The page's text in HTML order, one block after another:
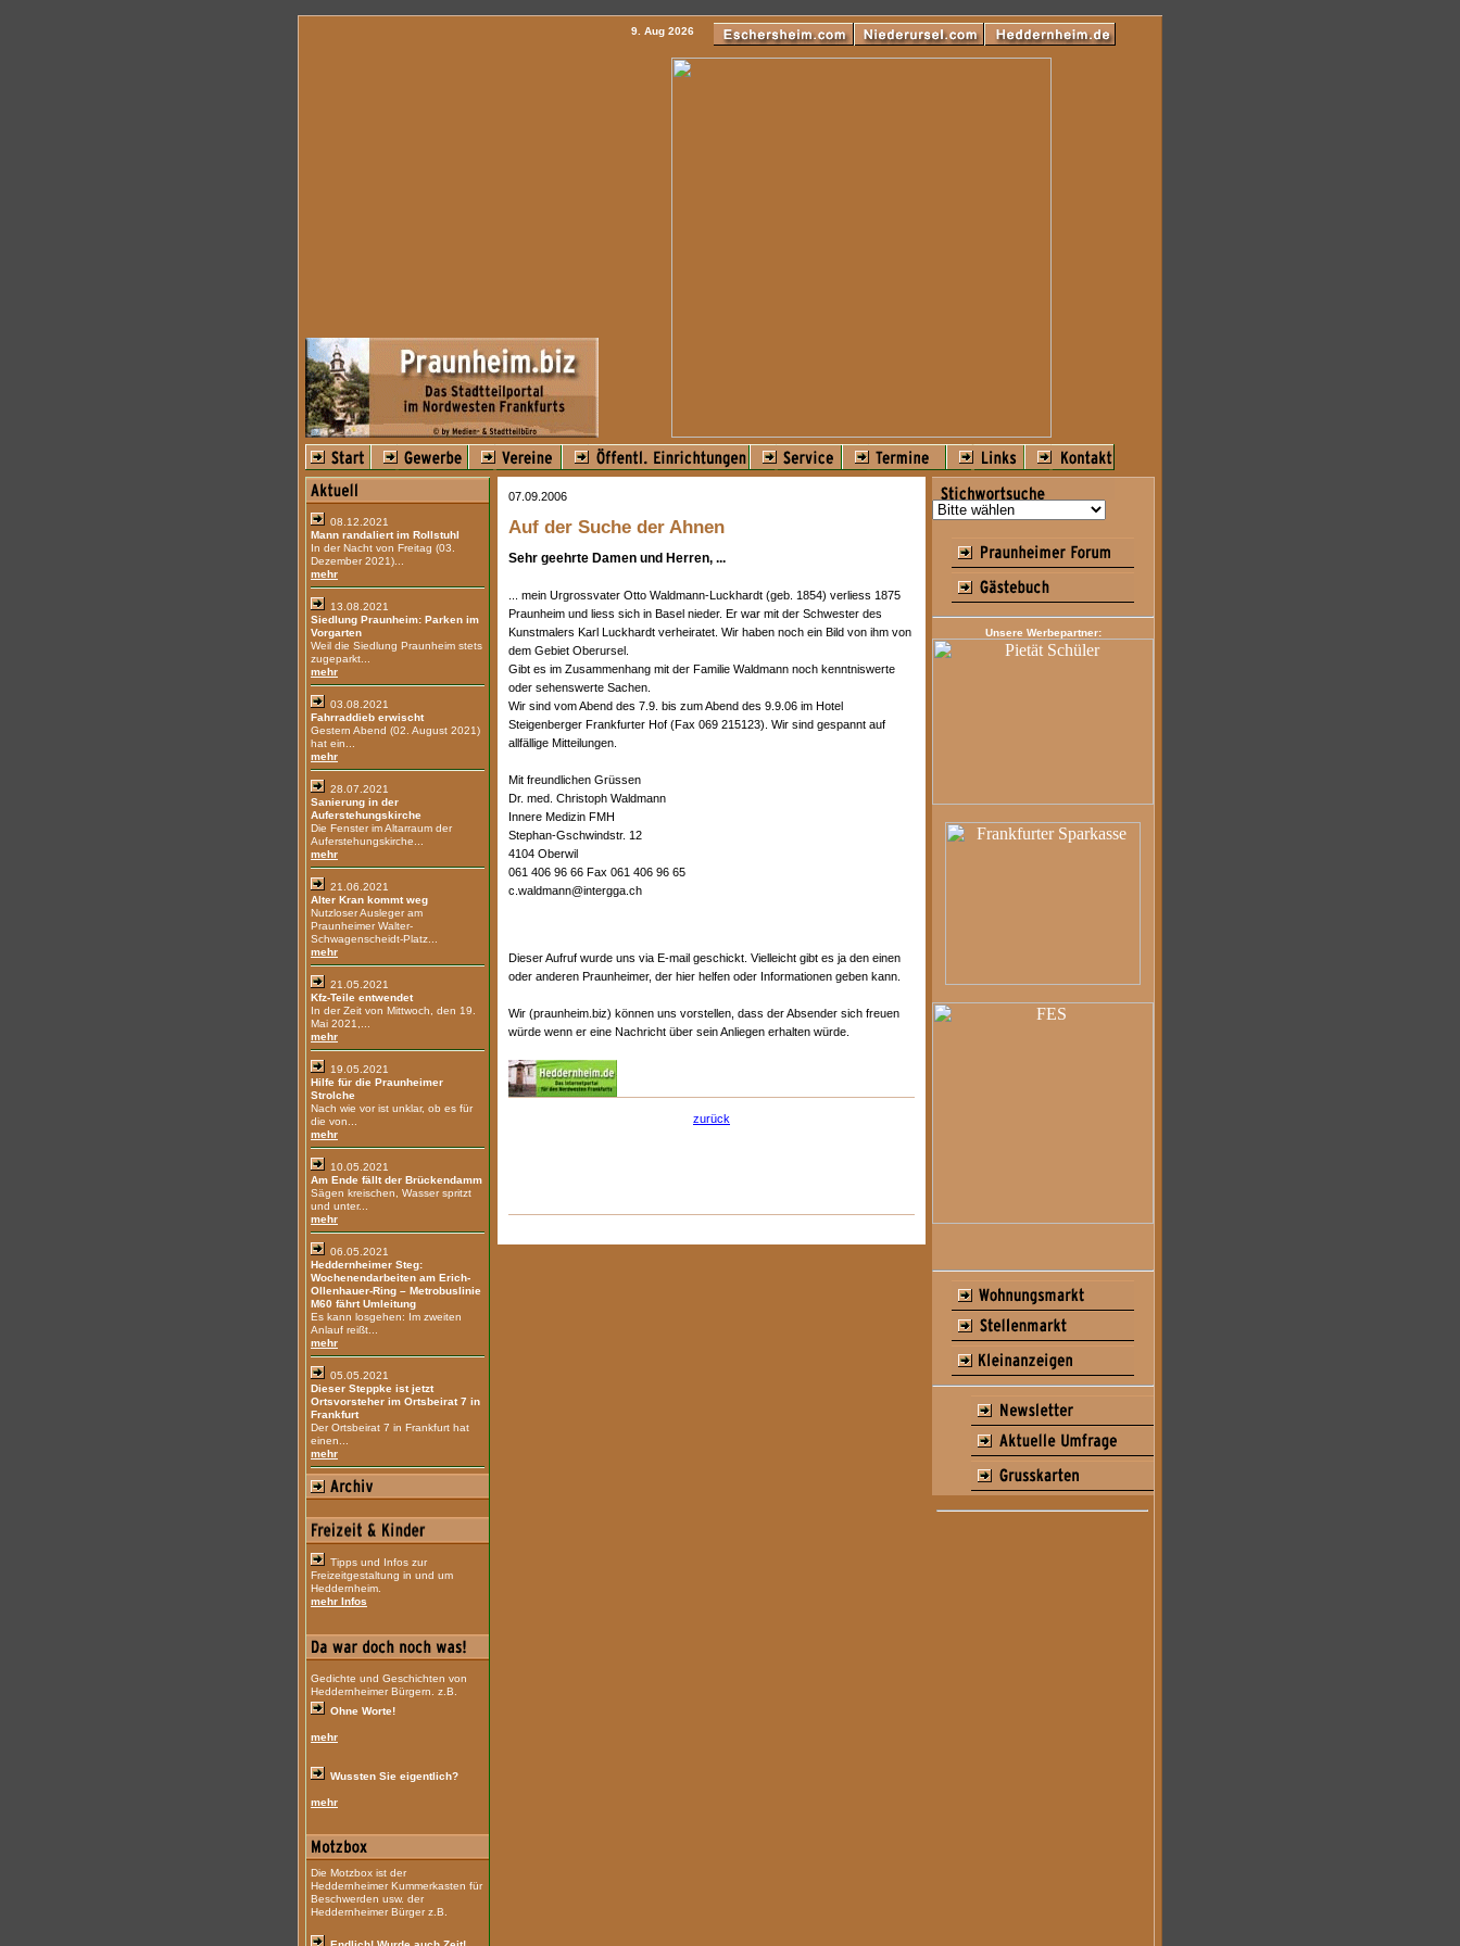
9. Aug 2026
08.12.2021
Mann randaliert im Rollstuhl
In der Nacht von Freitag (03.
Dezember 2021)...
mehr
13.08.2021
Siedlung Praunheim: Parken im
Vorgarten
Weil die Siedlung Praunheim stets
zugeparkt...
mehr
03.08.2021
Fahrraddieb erwischt
Gestern Abend (02. August 2021)
hat ein...
mehr
28.07.2021
Sanierung in der
Auferstehungskirche
Die Fenster im Altarraum der
Auferstehungskirche...
mehr
21.06.2021
Alter Kran kommt weg
Nutzloser Ausleger am
Praunheimer Walter-
Schwagenscheidt-Platz...
mehr
21.05.2021
Kfz-Teile entwendet
In der Zeit von Mittwoch, den 19.
Mai 2021,...
mehr
19.05.2021
Hilfe für die Praunheimer
Strolche
Nach wie vor ist unklar, ob es für
die von...
mehr
10.05.2021
Am Ende fällt der Brückendamm
Sägen kreischen, Wasser spritzt
und unter...
mehr
06.05.2021
Heddernheimer Steg:
Wochenendarbeiten am Erich-
Ollenhauer-Ring – Metrobuslinie
M60 fährt Umleitung
Es kann losgehen: Im zweiten
Anlauf reißt...
mehr
05.05.2021
Dieser Steppke ist jetzt
Ortsvorsteher im Ortsbeirat 7 in
Frankfurt
Der Ortsbeirat 7 in Frankfurt hat
einen...
mehr
Tipps und Infos zur
Freizeitgestaltung in und um
Heddernheim.
mehr Infos
Gedichte und Geschichten von
Heddernheimer Bürgern. z.B.
Ohne Worte!
mehr
Wussten Sie eigentlich?
mehr
Die Motzbox ist der
Heddernheimer Kummerkasten für
Beschwerden usw. der
Heddernheimer Bürger z.B.
07.09.2006
Auf der Suche der Ahnen
Sehr geehrte Damen und Herren, ...
... mein Urgrossvater Otto Waldmann-Luckhardt (geb. 1854) verliess 1875
Praunheim und liess sich in Basel nieder. Er war mit der Schwester des
Kunstmalers Karl Luckhardt verheiratet. Wir haben noch ein Bild von ihm von
dem Gebiet Oberursel.
Gibt es im Zusammenhang mit der Familie Waldmann noch kenntniswerte
oder sehenswerte Sachen.
Wir sind vom Abend des 7.9. bis zum Abend des 9.9.06 im Hotel
Steigenberger Frankfurter Hof (Fax 069 215123). Wir sind gespannt auf
allfällige Mitteilungen.
Mit freundlichen Grüssen
Dr. med. Christoph Waldmann
Innere Medizin FMH
Stephan-Gschwindstr. 12
4104 Oberwil
061 406 96 66 Fax 061 406 96 65
c.waldmann@intergga.ch
Dieser Aufruf wurde uns via E-mail geschickt. Vielleicht gibt es ja den einen
oder anderen Praunheimer, der hier helfen oder Informationen geben kann.
Wir (praunheim.biz) können uns vorstellen, dass der Absender sich freuen
würde wenn er eine Nachricht über sein Anliegen erhalten würde.
zurück
Unsere Werbepartner: